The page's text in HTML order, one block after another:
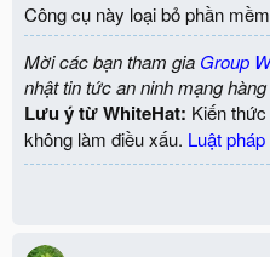
Công cụ này loại bỏ phần
Mời các bạn tham gia Group
nhật tin tức an ninh mạng hàng
Lưu ý từ WhiteHat: Kiến
không làm điều xấu. Luật